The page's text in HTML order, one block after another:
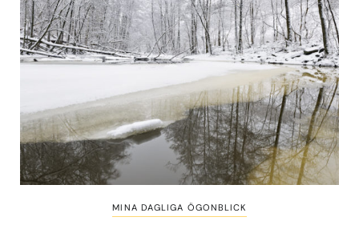
MINA DAGLIGA ÖGONBLICK